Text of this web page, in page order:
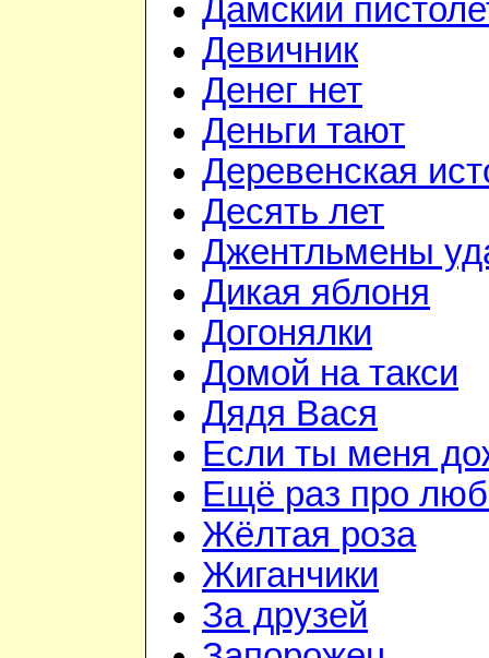
Дамский
Девичник
Денег нет
Деньги тают
Деревенская
Десять лет
Джентльмены
Дикая яблоня
Догонялки
Домой на такси
Дядя Вася
Если ты меня
Ещё раз про
Жёлтая роза
Жиганчики
За друзей